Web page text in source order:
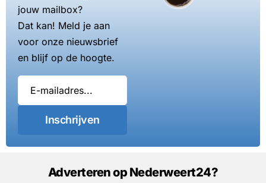
jouw mailbox?
Dat kan! Meld je aan
voor onze nieuwsbrief
en blijf op de hoogte.
Inschrijven
Adverteren op Nederweert24?